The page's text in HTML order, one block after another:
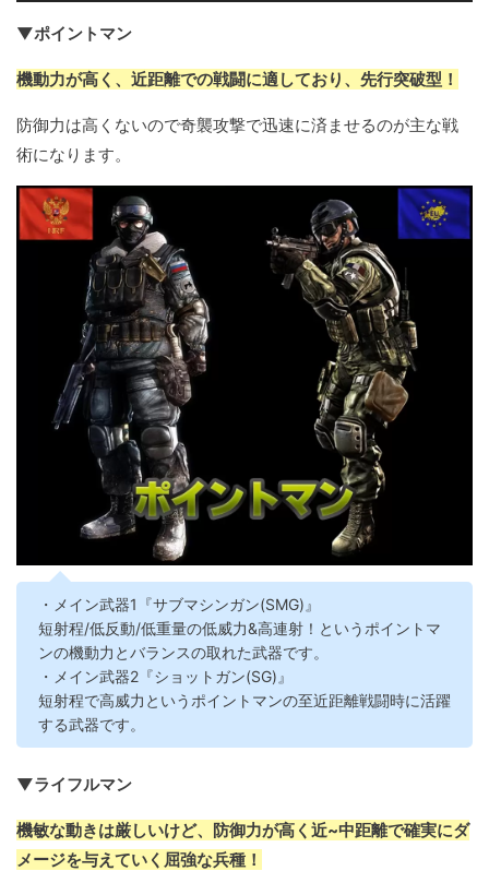
▼ポイントマン
機動力が高く、近距離での戦闘に適しており、先行突破型！
防御力は高くないので奇襲攻撃で迅速に済ませるのが主な戦
術になります。
・メイン武器1『サブマシンガン(SMG)』
短射程/低反動/低重量の低威力&高連射！というポイントマ
ンの機動力とバランスの取れた武器です。
・メイン武器2『ショットガン(SG)』
短射程で高威力というポイントマンの至近距離戦闘時に活躍
する武器です。
▼ライフルマン
機敏な動きは厳しいけど、防御力が高く近~中距離で確実にダ
メージを与えていく屈強な兵種！